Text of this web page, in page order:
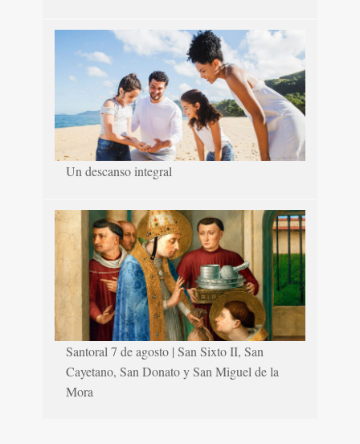
Un descanso integral
Santoral 7 de agosto | San Sixto II, San
Cayetano, San Donato y San Miguel de la
Mora